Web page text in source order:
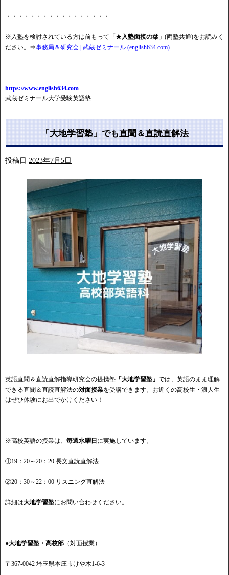
・・・・・・・・・・・・・・・・・
※入塾を検討されている方は前もって 「★入塾面接の栞」 (両塾共通)をお読みく
ださい。⇒事務局＆研究会 | 武蔵ゼミナール (english634.com)
https://www.english634.com
武蔵ゼミナール大学受験英語塾
「大地学習塾」でも直聞＆直読直解法
投稿日 2023年7月5日
英語直聞＆直読直解指導研究会の提携塾 「大地学習塾」 では、英語のまま理解
できる直聞＆直読直解法の対面授業を受講できます。お近くの高校生・浪人生
はぜひ体験にお出でかけください！
※高校英語の授業は、 毎週水曜日 に実施しています。
①19：20～20：20 長文直読直解法
②20：30～22：00 リスニング直解法
詳細は大地学習塾にお問い合わせください。
●大地学習塾・高校部 （対面授業）
〒367-0042 埼玉県本庄市けや木1-6-3